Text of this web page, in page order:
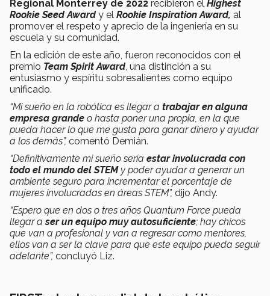
Regional Monterrey de 2022 recibieron el Highest
Rookie Seed Awardy el Rookie Inspiration Award, al
promover el respeto y aprecio de la ingeniería en su
escuela y su comunidad.
En la edición de este año, fueron reconocidos con el
premio Team Spirit Award, una distinción a su
entusiasmo y espíritu sobresalientes como equipo
unificado.
“Mi sueño en la robótica es llegar a trabajar en alguna
empresa grande o hasta poner una propia, en la que
pueda hacer lo que me gusta para ganar dinero y ayudar
a los demás”, comentó Demián.
“Definitivamente mi sueño sería estar involucrada con
todo el mundo del STEMy poder ayudar a generar un
ambiente seguro para incrementar el porcentaje de
mujeres involucradas en áreas STEM”, dijo Andy.
“Espero que en dos o tres años Quantum Force pueda
llegar aser un equipo muy autosuficiente; hay chicos
que van a profesional y van a regresar como mentores,
ellos van a ser la clave para que este equipo pueda seguir
adelante”, concluyó Liz.